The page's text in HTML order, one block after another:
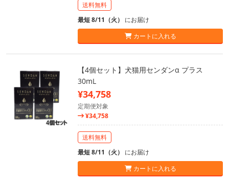
送料無料
最短 8/11（火） にお届け
カートに入れる
【4個セット】犬猫用センダンα プラス
30mL
¥34,758
定期便対象
¥34,758
送料無料
最短 8/11（火） にお届け
カートに入れる